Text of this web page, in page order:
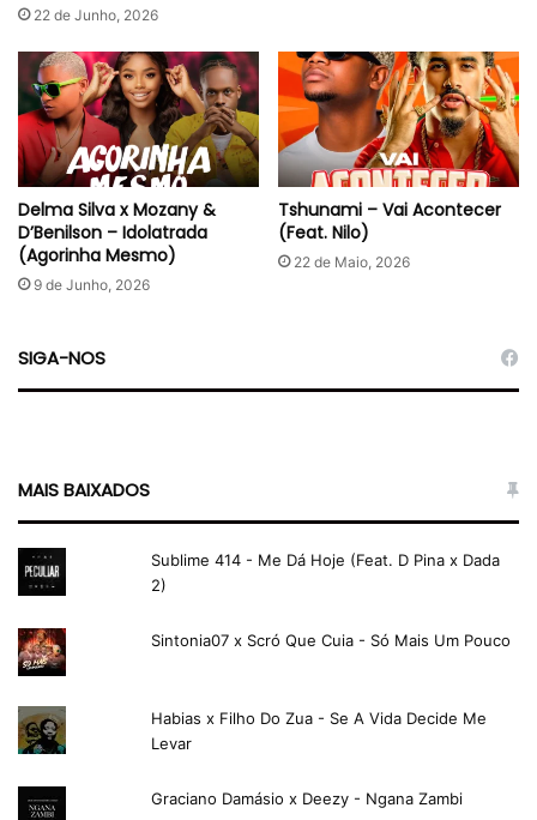
22 de Junho, 2026
Delma Silva x Mozany &
D’Benilson – Idolatrada
(Agorinha Mesmo)
9 de Junho, 2026
Tshunami – Vai Acontecer
(Feat. Nilo)
22 de Maio, 2026
SIGA-NOS
MAIS BAIXADOS
Sublime 414 - Me Dá Hoje (Feat. D Pina x Dada
2)
Sintonia07 x Scró Que Cuia - Só Mais Um Pouco
Habias x Filho Do Zua - Se A Vida Decide Me
Levar
Graciano Damásio x Deezy - Ngana Zambi